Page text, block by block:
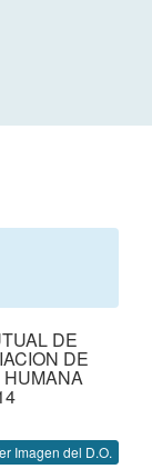
DE
DE
Imagen del D.O.